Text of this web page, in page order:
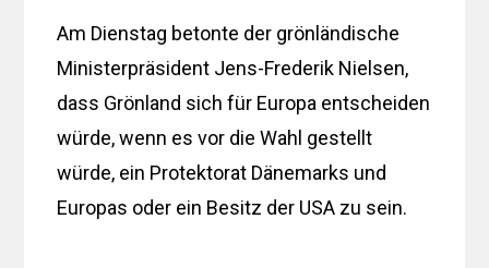
Am Dienstag betonte der grönländische
Ministerpräsident Jens-Frederik Nielsen,
dass Grönland sich für Europa entscheiden
würde, wenn es vor die Wahl gestellt
würde, ein Protektorat Dänemarks und
Europas oder ein Besitz der USA zu sein.